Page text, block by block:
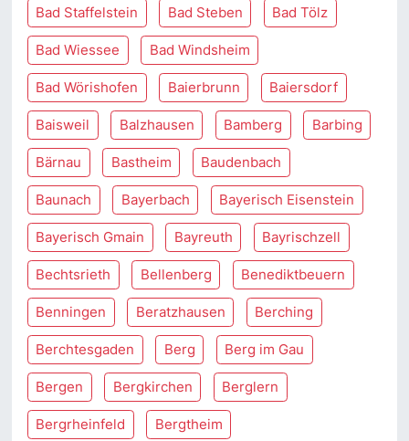
Bad Staffelstein Bad Steben Bad Tölz
Bad Wiessee Bad Windsheim
Bad Wörishofen Baierbrunn Baiersdorf
Baisweil Balzhausen Bamberg Barbing
Bärnau Bastheim Baudenbach
Baunach Bayerbach Bayerisch Eisenstein
Bayerisch Gmain Bayreuth Bayrischzell
Bechtsrieth Bellenberg Benediktbeuern
Benningen Beratzhausen Berching
Berchtesgaden Berg Berg im Gau
Bergen Bergkirchen Berglern
Bergrheinfeld Bergtheim